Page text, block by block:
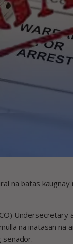
na batas
Undersecretary
na inatasan na
senador.